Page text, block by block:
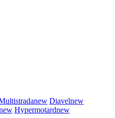
new Diavelnew
Hypermotardnew